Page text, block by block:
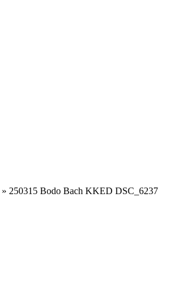
» 250315 Bodo Bach KKED DSC_6237